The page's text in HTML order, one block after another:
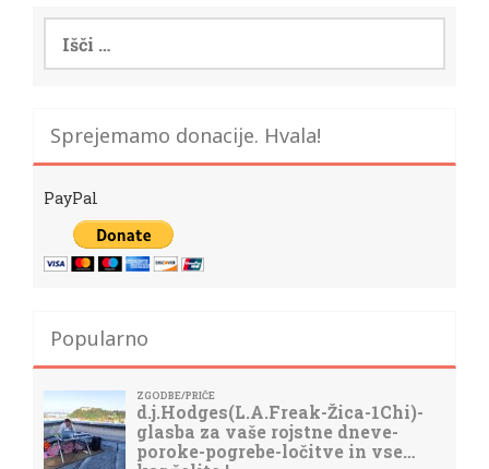
Išči:
Sprejemamo donacije. Hvala!
PayPal
Popularno